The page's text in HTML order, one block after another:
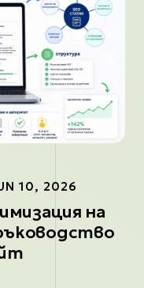
10, 2026
на